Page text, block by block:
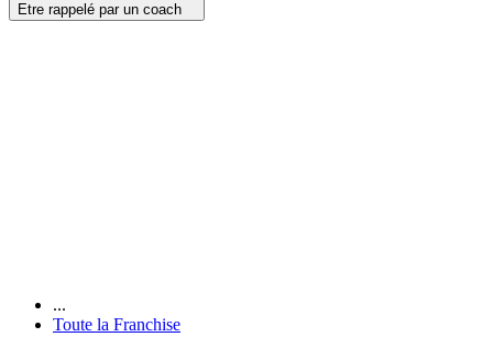
Etre rappelé par un coach
...
Toute la Franchise